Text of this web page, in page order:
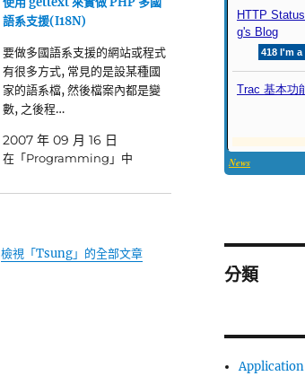
語系支援(I18N)
要做多國語系支援的網站或程式
有很多方式, 常見的是設某種國
家的語系檔, 然後檔案內都是變
數, 之後程…
2007 年 09 月 16 日
在「Programming」中
檢視「Tsung」的全部文章
分類
Application